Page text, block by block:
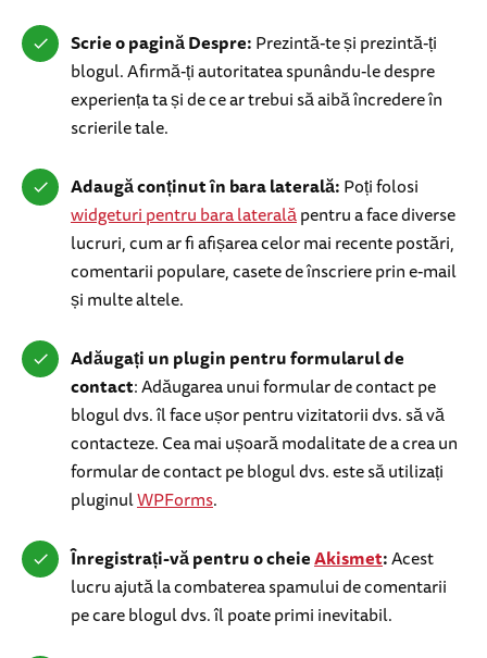
Scrie o pagină Despre:Prezintă-te și prezintă-ți
blogul. Afirmă-ți autoritatea spunându-le despre
experiența ta și de ce ar trebui să aibă încredere în
scrierile tale.
Adaugă conținut în bara laterală:Poți folosi
widgeturi pentru bara lateralăpentru a face diverse
lucruri, cum ar fi afișarea celor mai recente postări,
comentarii populare, casete de înscriere prin e-mail
și multe altele.
Adăugați un plugin pentru formularul de
contact: Adăugarea unui formular de contact pe
blogul dvs. îl face ușor pentru vizitatorii dvs. să vă
contacteze. Cea mai ușoară modalitate de a crea un
formular de contact pe blogul dvs. este să utilizați
pluginulWPForms.
Înregistrați-vă pentru o cheieAkismet:Acest
lucru ajută la combaterea spamului de comentarii
pe care blogul dvs. îl poate primi inevitabil.